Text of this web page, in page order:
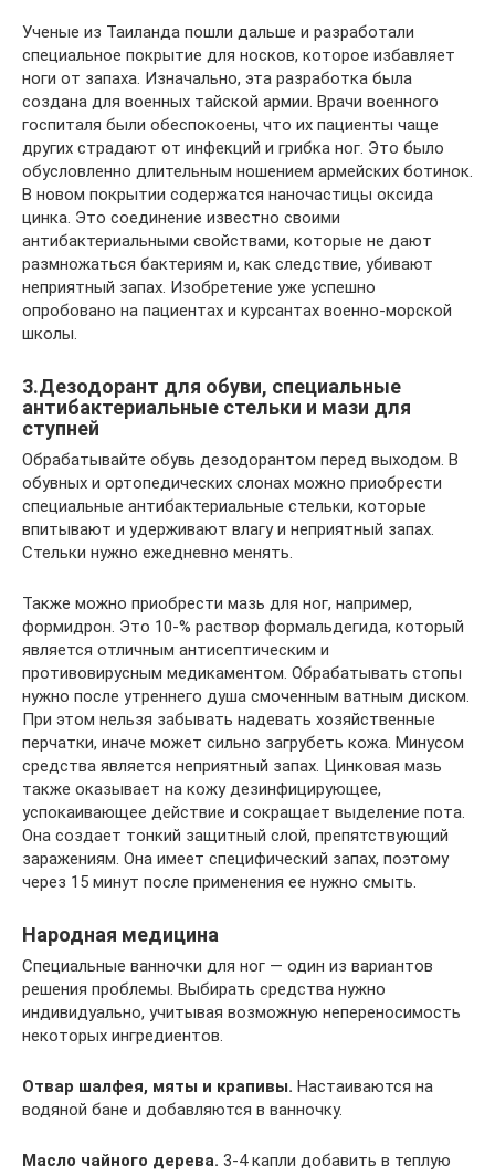
Ученые из Таиланда пошли дальше и разработали
специальное покрытие для носков, которое избавляет
ноги от запаха. Изначально, эта разработка была
создана для военных тайской армии. Врачи военного
госпиталя были обеспокоены, что их пациенты чаще
других страдают от инфекций и грибка ног. Это было
обусловленно длительным ношением армейских ботинок.
В новом покрытии содержатся наночастицы оксида
цинка. Это соединение известно своими
антибактериальными свойствами, которые не дают
размножаться бактериям и, как следствие, убивают
неприятный запах. Изобретение уже успешно
опробовано на пациентах и курсантах военно-морской
школы.
3.Дезодорант для обуви, специальные
антибактериальные стельки и мази для
ступней
Обрабатывайте обувь дезодорантом перед выходом. В
обувных и ортопедических слонах можно приобрести
специальные антибактериальные стельки, которые
впитывают и удерживают влагу и неприятный запах.
Стельки нужно ежедневно менять.
Также можно приобрести мазь для ног, например,
формидрон. Это 10-% раствор формальдегида, который
является отличным антисептическим и
противовирусным медикаментом. Обрабатывать стопы
нужно после утреннего душа смоченным ватным диском.
При этом нельзя забывать надевать хозяйственные
перчатки, иначе может сильно загрубеть кожа. Минусом
средства является неприятный запах. Цинковая мазь
также оказывает на кожу дезинфицирующее,
успокаивающее действие и сокращает выделение пота.
Она создает тонкий защитный слой, препятствующий
заражениям. Она имеет специфический запах, поэтому
через 15 минут после применения ее нужно смыть.
Народная медицина
Специальные ванночки для ног — один из вариантов
решения проблемы. Выбирать средства нужно
индивидуально, учитывая возможную непереносимость
некоторых ингредиентов.
Отвар шалфея, мяты и крапивы. Настаиваются на
водяной бане и добавляются в ванночку.
Масло чайного дерева. 3-4 капли добавить в теплую